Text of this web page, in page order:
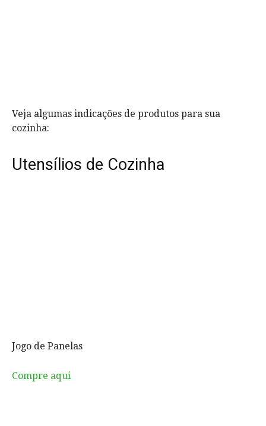
Veja algumas indicações de produtos para sua
cozinha:
Utensílios de Cozinha
Jogo de Panelas
Compre aqui